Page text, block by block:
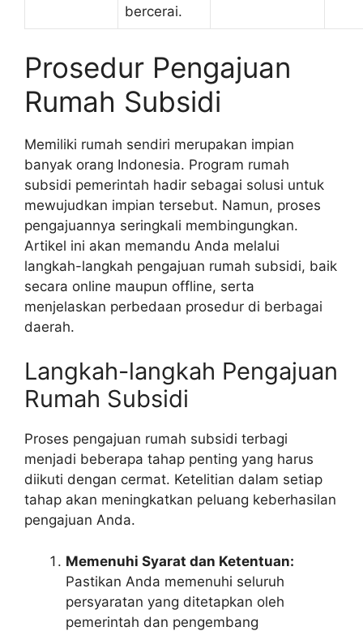
bercerai.
Prosedur Pengajuan
Rumah Subsidi
Memiliki rumah sendiri merupakan impian
banyak orang Indonesia. Program rumah
subsidi pemerintah hadir sebagai solusi untuk
mewujudkan impian tersebut. Namun, proses
pengajuannya seringkali membingungkan.
Artikel ini akan memandu Anda melalui
langkah-langkah pengajuan rumah subsidi, baik
secara online maupun offline, serta
menjelaskan perbedaan prosedur di berbagai
daerah.
Langkah-langkah Pengajuan
Rumah Subsidi
Proses pengajuan rumah subsidi terbagi
menjadi beberapa tahap penting yang harus
diikuti dengan cermat. Ketelitian dalam setiap
tahap akan meningkatkan peluang keberhasilan
pengajuan Anda.
Memenuhi Syarat dan Ketentuan:
Pastikan Anda memenuhi seluruh
persyaratan yang ditetapkan oleh
pemerintah dan pengembang